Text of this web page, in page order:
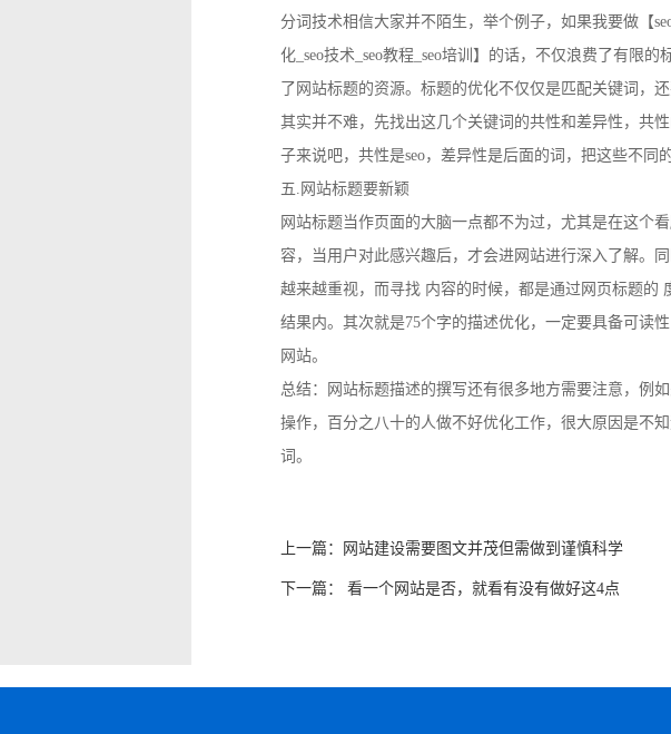
分词技术相信大家并不陌生，举个例子，如果我要做【
化_seo技术_seo教程_seo培训】的话，不仅浪费了有限
了网站标题的资源。标题的优化不仅仅是匹配关键词
其实并不难，先找出这几个关键词的共性和差异性，共
子来说吧，共性是seo，差异性是后面的词，把这些不同
五.网站标题要新颖
网站标题当作页面的大脑一点都不为过，尤其是在这个
容，当用户对此感兴趣后，才会进网站进行深入了解。
越来越重视，而寻找 内容的时候，都是通过网页标题的
结果内。其次就是75个字的描述优化，一定要具备可读
网站。
总结：网站标题描述的撰写还有很多地方需要注意，例
操作，百分之八十的人做不好优化工作，很大原因是不
词。
上一篇： 网站建设需要图文并茂但需做到谨慎科学
下一篇： 看一个网站是否，就看有没有做好这4点